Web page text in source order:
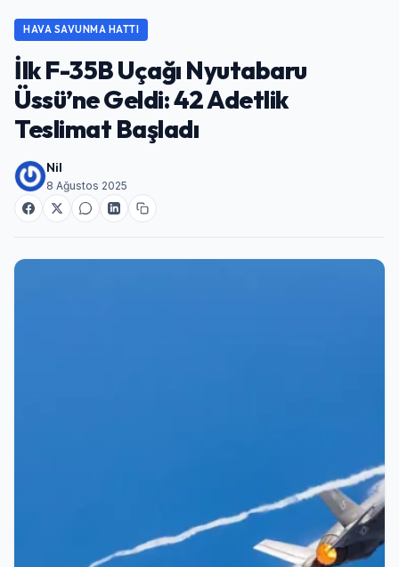
HAVA SAVUNMA HATTI
İlk F-35B Uçağı Nyutabaru
Üssü’ne Geldi: 42 Adetlik
Teslimat Başladı
Nil
8 Ağustos 2025
Beni Hatırla Şifremi Unuttum
Giriş Yap